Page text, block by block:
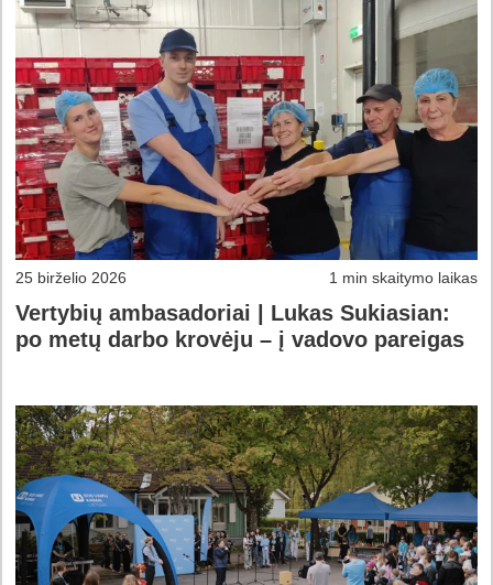
25 birželio 2026 1 min skaitymo laikas
Vertybių ambasadoriai | Lukas Sukiasian:
po metų darbo krovėju – į vadovo pareigas